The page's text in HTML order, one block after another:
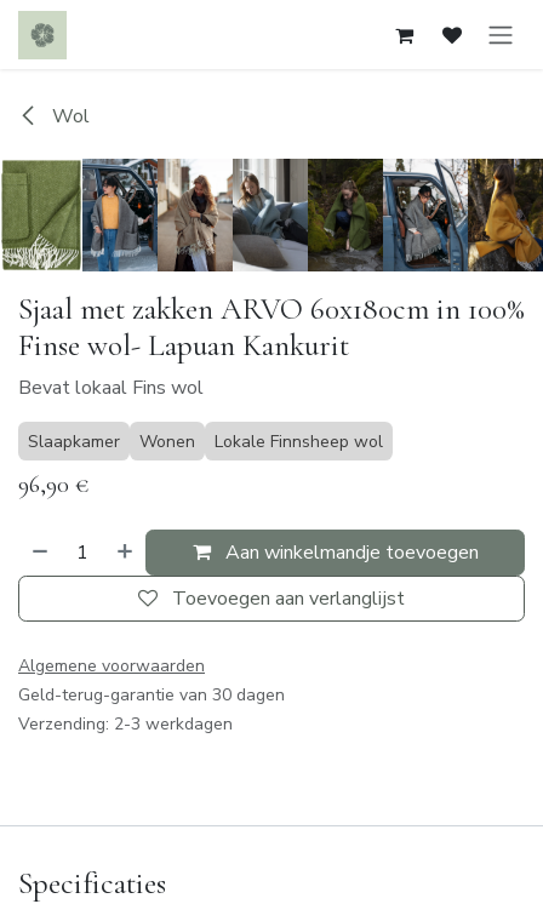
Overslaan naar inhoud
Wol
Sjaal met zakken ARVO 60x180cm in 100%
Finse wol- Lapuan Kankurit
Bevat lokaal Fins wol
Slaapkamer Wonen Lokale Finnsheep wol
96,90 €
Aan winkelmandje toevoegen
Toevoegen aan verlanglijst
Algemene voorwaarden
Geld-terug-garantie van 30 dagen
Verzending: 2-3 werkdagen
Specificaties